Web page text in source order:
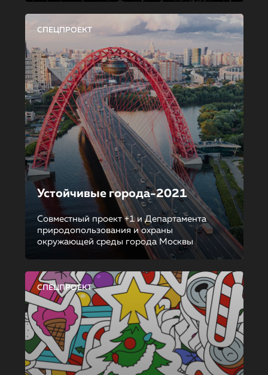
СПЕЦПРОЕКТ
Устойчивые города-2021
Совместный проект +1 и Департамента
природопользования и охраны
окружающей среды города Москвы
СПЕЦПРОЕКТ